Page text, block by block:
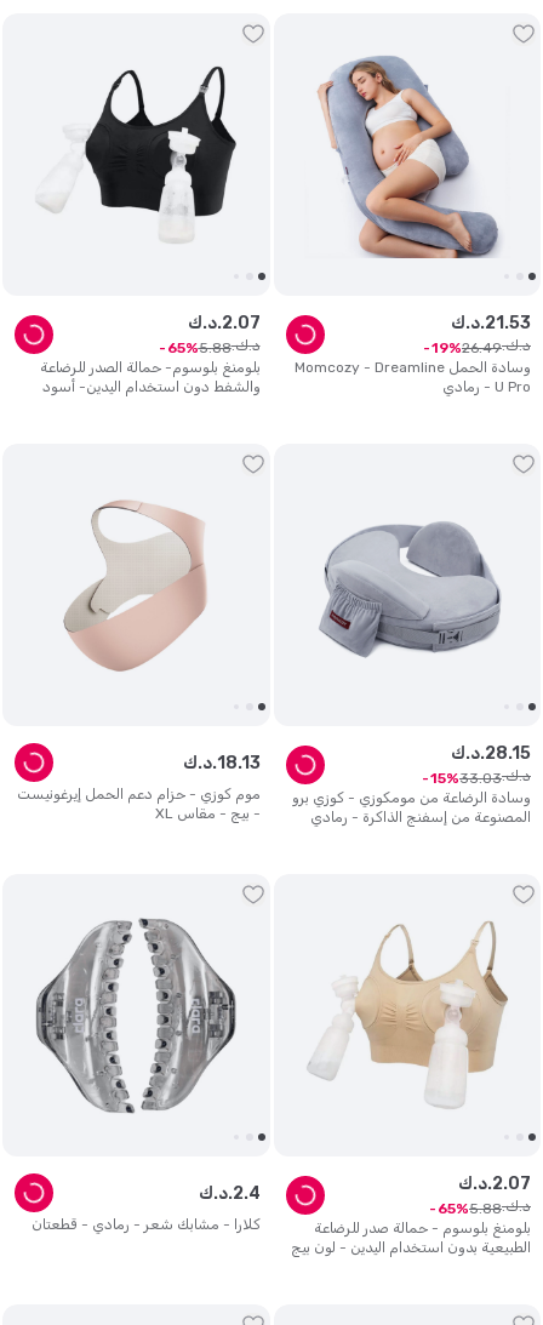
وسادة الحمل Momcozy - Dreamline
U Pro - رمادي
د.ك.21 .53
د.ك. 26.49
19
بلومنغ بلوسوم- حمالة الصدر للرضاعة
والشفط دون استخدام اليدين- أسود
د.ك.2.07
د.ك. 5.88
65
وسادة الرضاعة من مومكوزي - كوزي برو
المصنوعة من إسفنج الذاكرة - رمادي
د.ك.28.15
د.ك. 33.03
15
موم كوزي - حزام دعم الحمل إيرغونيست
- بيج - مقاس XL
د.ك.18.13
بلومنغ بلوسوم - حمالة صدر للرضاعة
الطبيعية بدون استخدام اليدين - لون بيج
د.ك.2.07
د.ك. 5.88
65
كلارا - مشابك شعر - رمادي - قطعتان
د.ك.2.4